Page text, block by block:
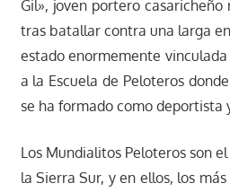
Gil», joven portero
tras batallar contra una larga
estado enormemente
a la Escuela de Peloteros
se ha formado como deportista
Los Mundialitos Peloteros son
la Sierra Sur, y en ellos, los